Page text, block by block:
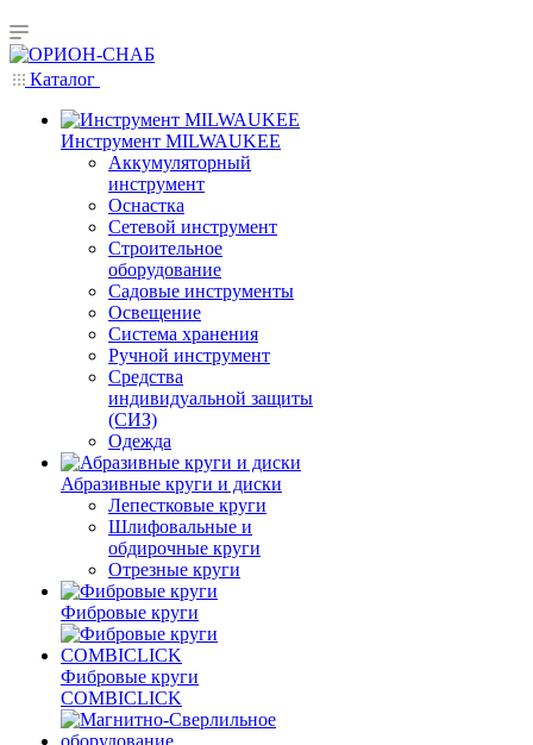
Каталог
Инструмент MILWAUKEE
Аккумуляторный
инструмент
Оснастка
Сетевой инструмент
Строительное
оборудование
Садовые инструменты
Освещение
Система хранения
Ручной инструмент
Средства
индивидуальной защиты
(СИЗ)
Одежда
Абразивные круги и диски
Лепестковые круги
Шлифовальные и
обдирочные круги
Отрезные круги
Фибровые круги
Фибровые круги
COMBICLICK